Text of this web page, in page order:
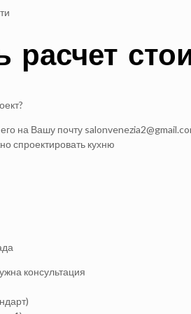
расчет
на Вашу почту
спроектировать кухню
консультация